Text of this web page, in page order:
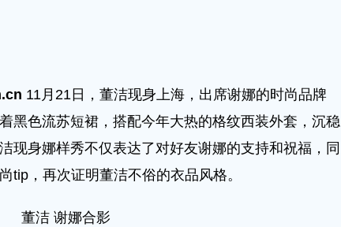
11月21日，董洁现身上海，出席谢娜的时尚品牌
黑色流苏短裙，搭配今年大热的格纹西装外套，沉稳
现身娜样秀不仅表达了对好友谢娜的支持和祝福，同
tip，再次证明董洁不俗的衣品风格。
董洁 谢娜合影